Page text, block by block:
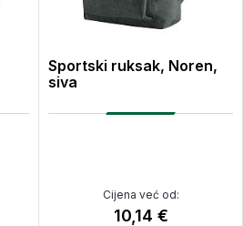
Sportski ruksak, Noren,
siva
Cijena već od:
10,14 €